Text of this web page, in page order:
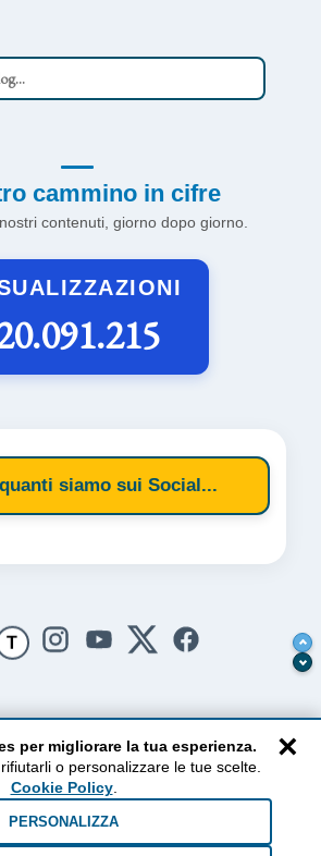
cammino in cifre
contenuti, giorno dopo giorno.
siamo sui Social...
T
• Testi e pensieri tra terra e cielo
×
per migliorare la tua esperienza.
o personalizzare le tue scelte.
Cookie Policy.
PERSONALIZZA